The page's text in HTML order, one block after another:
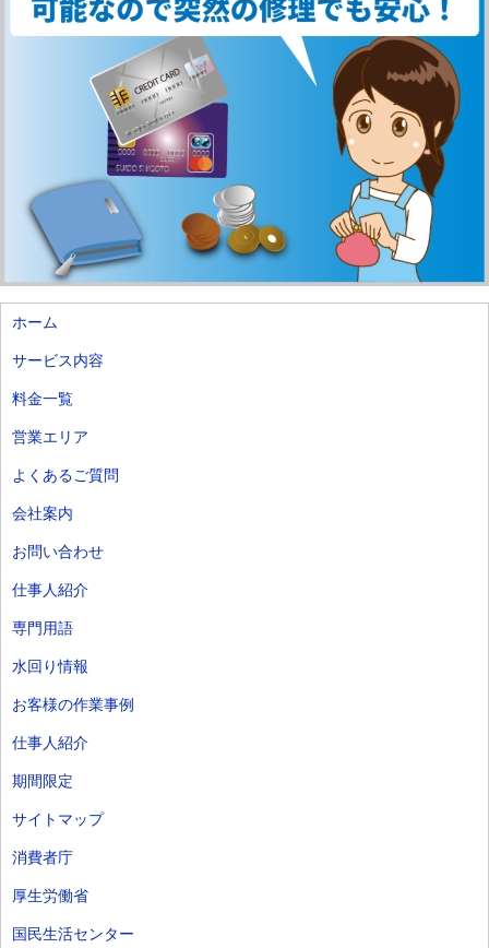
ホーム
サービス内容
料金一覧
営業エリア
よくあるご質問
会社案内
お問い合わせ
仕事人紹介
専門用語
水回り情報
お客様の作業事例
仕事人紹介
期間限定
サイトマップ
消費者庁
厚生労働省
国民生活センター